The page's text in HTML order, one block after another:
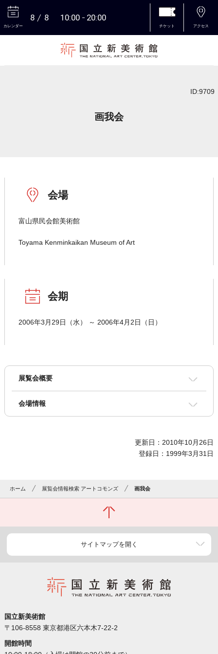
カレンダー
8 8 10:00 20:00
チケット アクセス
ID:9709
画我会
会場
富山県民会館美術館
Toyama Kenminkaikan Museum of Art
会期
2006年3月29日（水） ～ 2006年4月2日（日）
展覧会概要
会場情報
更新日：2010年10月26日
登録日：1999年3月31日
ホーム 展覧会情報検索 アートコモンズ 画我会
サイトマップを開く
国立新美術館
〒106-8558 東京都港区六本木7-22-2
開館時間